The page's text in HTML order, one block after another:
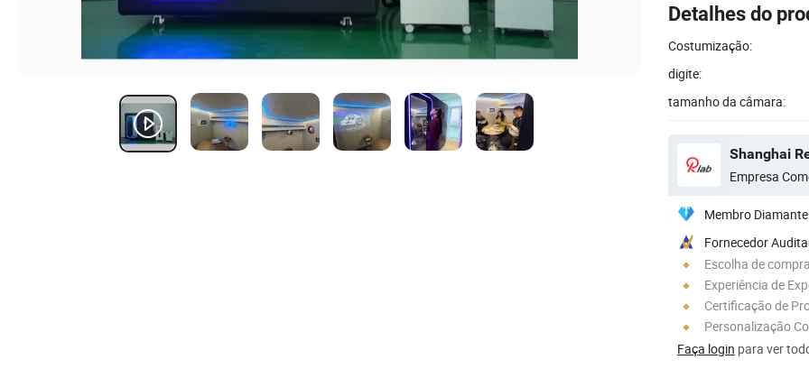
Detalhes do
Costumização:
digite:
tamanho da câmara:
Shanghai
Empresa
Membro Diamante
Fornecedor
Escolha de
Experiência de
Certificação de
Personalização
Faça login para ver